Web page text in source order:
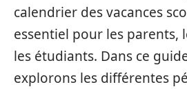
calendrier des vacances
essentiel pour les parents,
les étudiants. Dans ce
explorons les différentes